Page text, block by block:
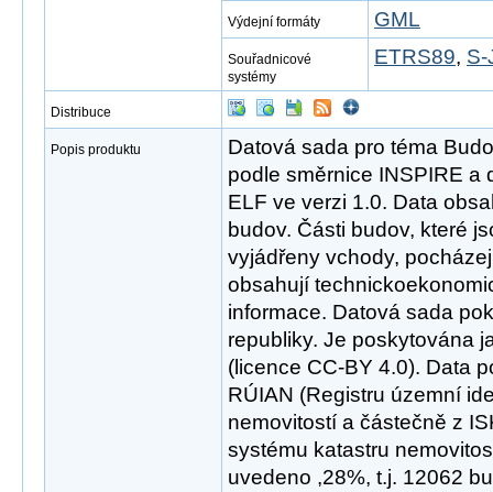
Výdejní formáty GML
Souřadnicové
systémy
ETRS89, S-
Distribuce
Popis produktu
Datová sada pro téma
podle směrnice INSPIRE a
ELF ve verzi 1.0. Data
budov. Části budov, které
vyjádřeny vchody,
obsahují
informace. Datová sada
republiky. Je poskytována
(licence CC-BY 4.0). Data
RÚIAN (Registru územní
nemovitostí a částečně z
systému katastru
uvedeno ,28%, t.j. 12062